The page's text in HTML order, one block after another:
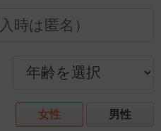
女性 男性